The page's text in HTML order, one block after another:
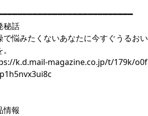
秘話
で悩みたくないあなたに今すぐうるお
k.d.mail-magazine.co.jp/t/179k/
情報